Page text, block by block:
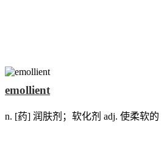
emollient
n. [药] 润肤剂；软化剂 adj. 使柔软的